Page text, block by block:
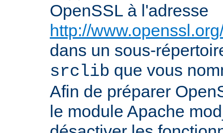
OpenSSL à l'adresse
http://
dans un sous-
srclib que vous
Afin de préparer
le module Apache